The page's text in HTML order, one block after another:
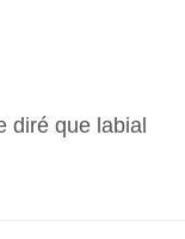
diré que labial